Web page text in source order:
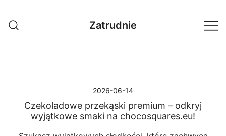
treści
Zatrudnie
2026-06-14
Czekoladowe przekąski premium – odkryj
wyjątkowe smaki na chocosquares.eu!